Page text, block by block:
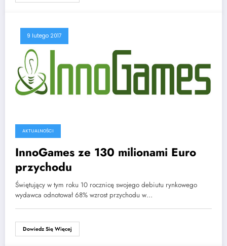
9 lutego 2017
AKTUALNOŚCI
InnoGames ze 130 milionami Euro
przychodu
Świętujący w tym roku 10 rocznicę swojego debiutu rynkowego
wydawca odnotował 68% wzrost przychodu w…
Dowiedz Się Więcej